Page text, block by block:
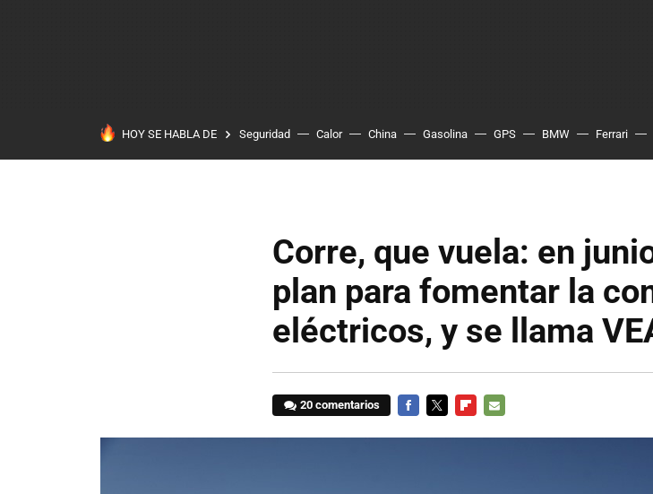
HOY SE HABLA DE Seguridad Calor China Gasolina GPS BMW Ferrari
Corre, que vuela: en
plan para fomentar la
eléctricos, y se llama
20 comentarios